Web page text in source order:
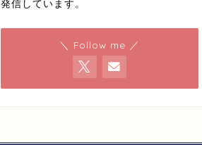
発信しています。
＼ Follow me ／